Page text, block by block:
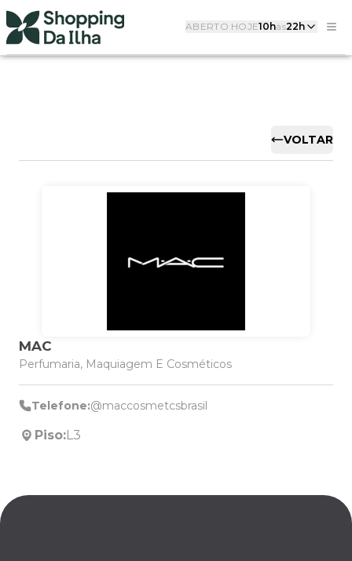
ABERTO HOJE10hàs22h
VOLTAR
MAC
Perfumaria, Maquiagem E Cosméticos
Telefone:@maccosmetcsbrasil
Piso:L3